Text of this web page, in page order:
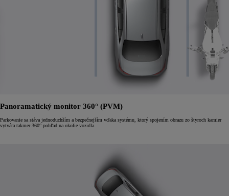
Panoramatický monitor 360° (PVM)
Parkovanie sa stáva jednoduchším a bezpečnejším vďaka systému, ktorý spojením obrazu zo štyroch kamier
vytvára takmer 360° pohľad na okolie vozidla.